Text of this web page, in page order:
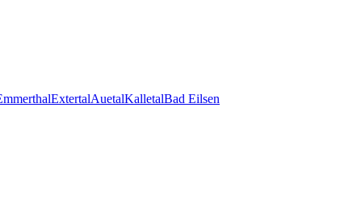
ExtertalAuetalKalletalBad Eilsen